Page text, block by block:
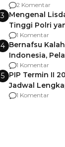
Pemalang
2 Komentar
3 Mengenal
Tinggi Polri
Usai Jadi Brigjen
1 Komentar
4 Bernafsu
Indonesia,
Berencana
1 Komentar
5 PIP Termin II
Jadwal
agar Dana
1 Komentar